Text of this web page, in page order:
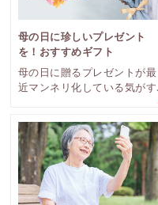
母の日に珍しいプレゼント
を！おすすめギフト
母の日に贈るプレゼントが最
近マンネリ化している気がす
めの珍しいプレゼントをご紹
介いたします。